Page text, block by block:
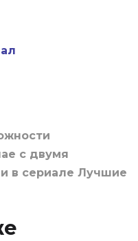
с двумя
в сериале Лучшие